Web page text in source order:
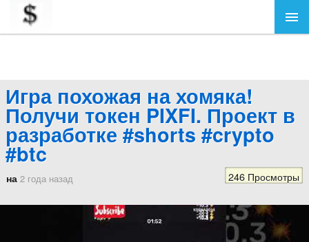
Игра похожая на хомяка!
Получи токен PIXFI. Проект в
разработке #shorts #crypto
#btc
на 2 года назад 246 Просмотры